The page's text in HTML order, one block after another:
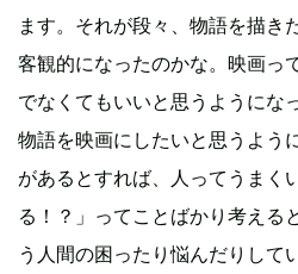
ます。それが段々、物語を描き
客観的になったのかな。映画っ
でなくてもいいと思うようにな
物語を映画にしたいと思うよう
があるとすれば、人ってうまく
る！？」ってことばかり考える
う人間の困ったり悩んだりして